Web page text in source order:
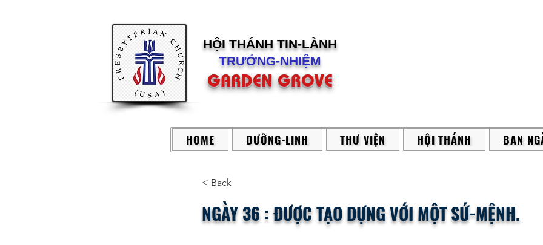
HỘI THÁNH TIN-LÀNH
TRƯỞNG-NHIỆM
GARDEN GROVE
HOME DƯỠNG-LINH THƯ VIỆN HỘI THÁNH BAN
< Back
NGÀY 36 : ĐƯỢC TẠO DỰNG VỚI MỘT SỨ-MỆNH.